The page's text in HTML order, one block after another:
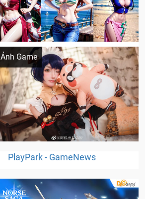
Ảnh Game
Cosplay Xiangling siêu cute
PlayPark - GameNews